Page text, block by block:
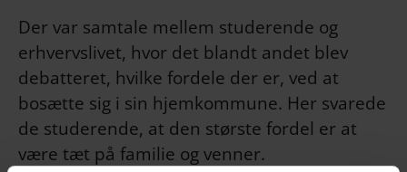
Der var samtale mellem studerende og
erhvervslivet, hvor det blandt andet blev
debatteret, hvilke fordele der er, ved at
bosætte sig i sin hjemkommune. Her svarede
de studerende, at den største fordel er at
være tæt på familie og venner.